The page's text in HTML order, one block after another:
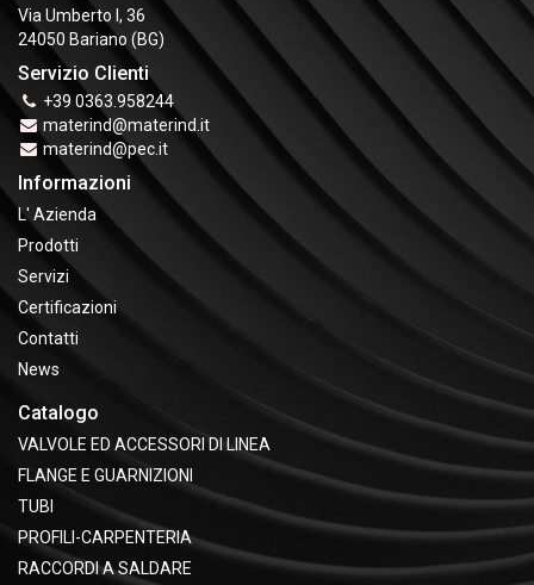
Via Umberto I, 36
24050 Bariano (BG)
Servizio Clienti
+39 0363.958244
materind@materind.it
materind@pec.it
Informazioni
L' Azienda
Prodotti
Servizi
Certificazioni
Contatti
News
Catalogo
VALVOLE ED ACCESSORI DI LINEA
FLANGE E GUARNIZIONI
TUBI
PROFILI-CARPENTERIA
RACCORDI A SALDARE